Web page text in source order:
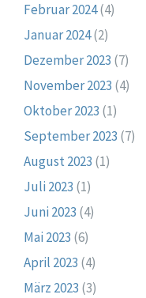
Februar 2024(4)
Januar 2024(2)
Dezember 2023 (7)
November 2023 (4)
Oktober 2023 (1)
September 2023 (7)
August 2023 (1)
Juli 2023 (1)
Juni 2023 (4)
Mai 2023 (6)
April 2023 (4)
März 2023 (3)